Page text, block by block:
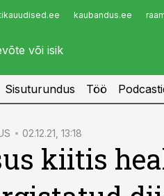
kaubandus.ee
Infopank
Sisuturundus Töö
02.12.21, 13:18
kiitis